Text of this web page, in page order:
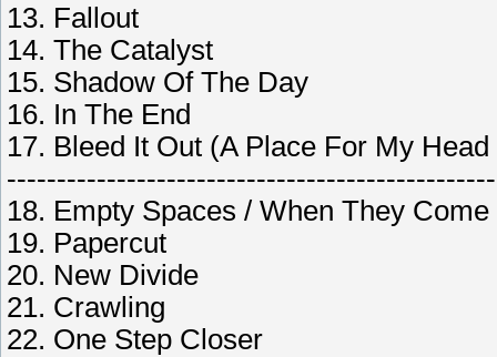
13. Fallout
14. The Catalyst
15. Shadow Of The Day
16. In The End
17. Bleed It Out (A Place For My
18. Empty Spaces / When They
19. Papercut
20. New Divide
21. Crawling
22. One Step Closer